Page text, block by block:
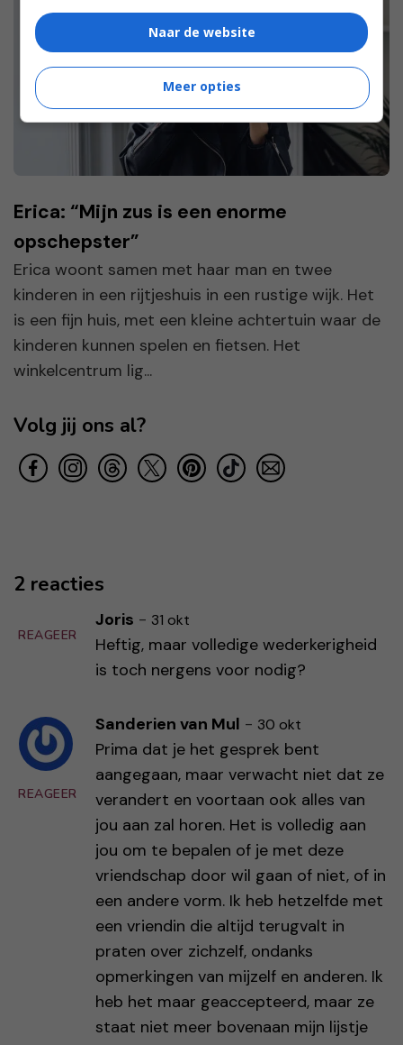
Erica: “Mijn zus is een enorme
opschepster”
Erica woont samen met haar man en twee
kinderen in een rijtjeshuis in een rustige wijk. Het
is een fijn huis, met een kleine achtertuin waar de
kinderen kunnen spelen en fietsen. Het
winkelcentrum lig...
Volg jij ons al?
2 reacties
REAGEER
Joris - 31 okt
Heftig, maar volledige wederkerigheid
is toch nergens voor nodig?
REAGEER
Sanderien van Mul - 30 okt
Prima dat je het gesprek bent
aangegaan, maar verwacht niet dat ze
verandert en voortaan ook alles van
jou aan zal horen. Het is volledig aan
jou om te bepalen of je met deze
vriendschap door wil gaan of niet, of in
een andere vorm. Ik heb hetzelfde met
een vriendin die altijd terugvalt in
praten over zichzelf, ondanks
opmerkingen van mijzelf en anderen. Ik
heb het maar geaccepteerd, maar ze
staat niet meer bovenaan mijn lijstje
Naar de website
Meer opties